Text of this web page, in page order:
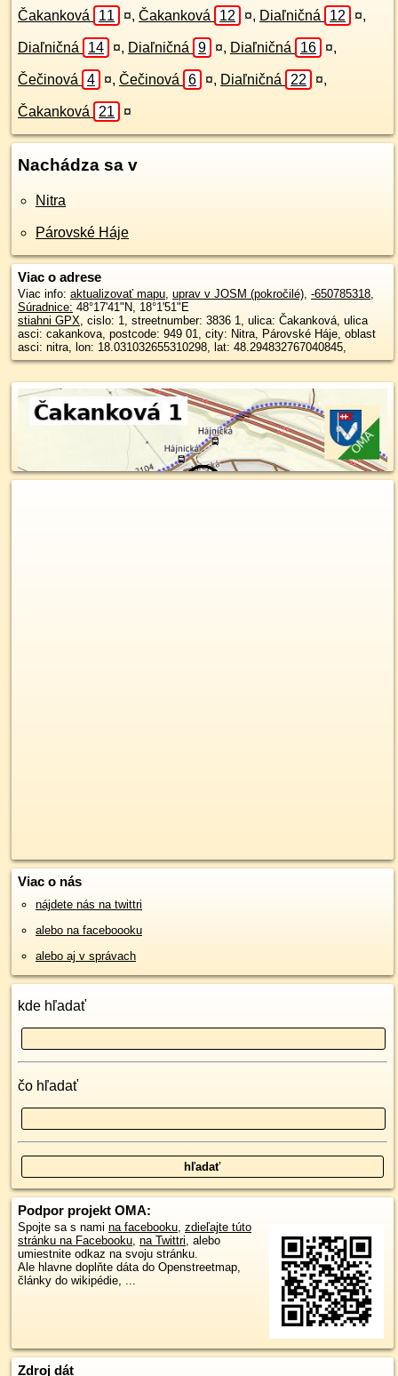
Čakanková 11 ¤, Čakanková 12 ¤, Diaľničná 12 ¤,
Diaľničná 14 ¤, Diaľničná 9 ¤, Diaľničná 16 ¤,
Čečinová 4 ¤, Čečinová 6 ¤, Diaľničná 22 ¤,
Čakanková 21 ¤
Nachádza sa v
Nitra
Párovské Háje
Viac o adrese
Viac info: aktualizovať mapu, uprav v JOSM (pokročilé), -650785318,
Súradnice: 48°17'41"N, 18°1'51"E
stiahni GPX, cislo: 1, streetnumber: 3836 1, ulica: Čakanková, ulica
asci: cakankova, postcode: 949 01, city: Nitra, Párovské Háje, oblast
asci: nitra, lon: 18.031032655310298, lat: 48.294832767040845,
Viac o nás
nájdete nás na twittri
alebo na faceboooku
alebo aj v správach
kde hľadať
čo hľadať
Podpor projekt OMA:
Spojte sa s nami na facebooku, zdieľajte túto
stránku na Facebooku, na Twittri, alebo
umiestnite odkaz na svoju stránku.
Ale hlavne doplňte dáta do Openstreetmap,
články do wikipédie, ...
Zdroj dát